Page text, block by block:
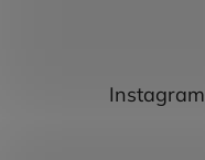
Instagram